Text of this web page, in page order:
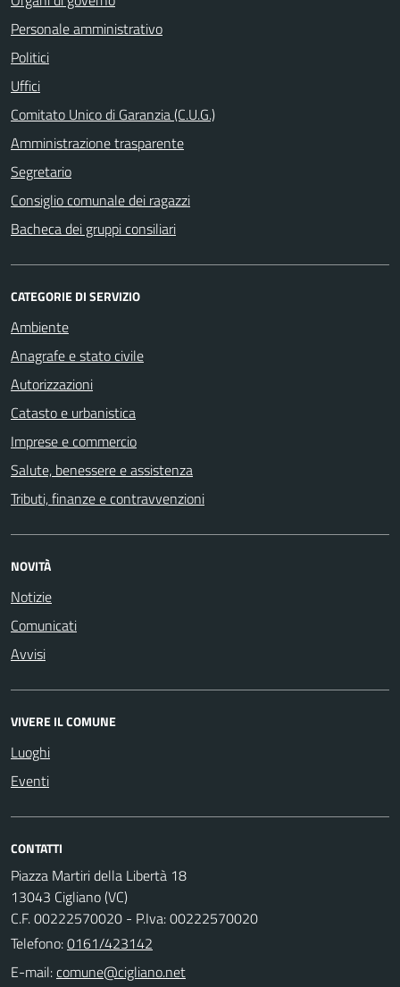
Personale amministrativo
Politici
Uffici
Comitato Unico di Garanzia (C.U.G.)
Amministrazione trasparente
Segretario
Consiglio comunale dei ragazzi
Bacheca dei gruppi consiliari
CATEGORIE DI SERVIZIO
Ambiente
Anagrafe e stato civile
Autorizzazioni
Catasto e urbanistica
Imprese e commercio
Salute, benessere e assistenza
Tributi, finanze e contravvenzioni
NOVITÀ
Notizie
Comunicati
Avvisi
VIVERE IL COMUNE
Luoghi
Eventi
CONTATTI
Piazza Martiri della Libertà 18
13043 Cigliano (VC)
C.F. 00222570020 - P.Iva: 00222570020
Telefono:0161/423142
E-mail: